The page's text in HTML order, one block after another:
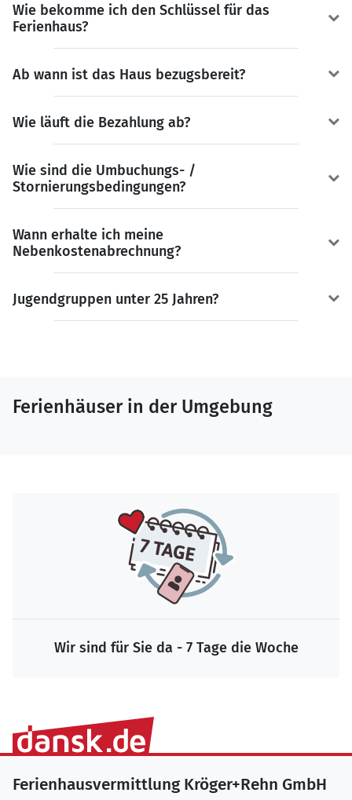
Wie bekomme ich den Schlüssel für das
Ferienhaus?
Ab wann ist das Haus bezugsbereit?
Wie läuft die Bezahlung ab?
Wie sind die Umbuchungs- /
Stornierungsbedingungen?
Wann erhalte ich meine
Nebenkostenabrechnung?
Jugendgruppen unter 25 Jahren?
Ferienhäuser in der Umgebung
Wir sind für Sie da - 7 Tage die Woche
Ferienhausvermittlung Kröger+Rehn GmbH